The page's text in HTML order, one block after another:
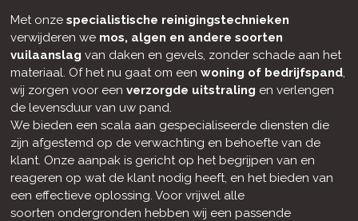
Met onze specialistische reinigingstechnieken
verwijderen we mos, algen en andere soorten
vuilaanslag van daken en gevels, zonder schade aan het
materiaal. Of het nu gaat om een woning of bedrijfspand,
wij zorgen voor een verzorgde uitstraling en verlengen
de levensduur van uw pand.
We bieden een scala aan gespecialiseerde diensten die
zijn afgestemd op de verwachting en behoefte van de
klant. Onze aanpak is gericht op het begrijpen van en
reageren op wat de klant nodig heeft, en het bieden van
een effectieve oplossing. Voor vrijwel alle
soorten ondergronden hebben wij een passende